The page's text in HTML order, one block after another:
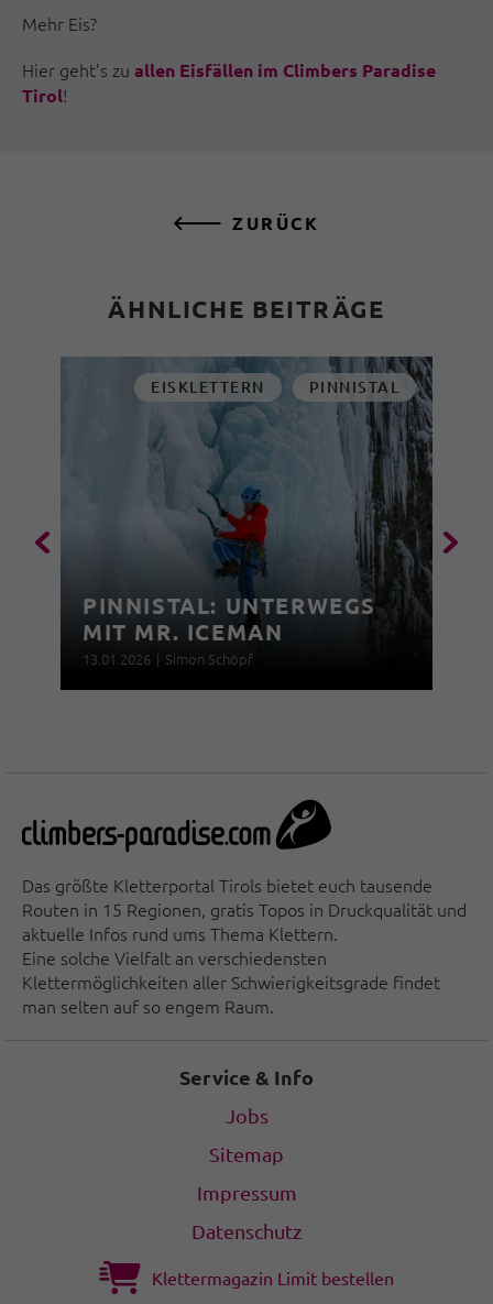
Mehr Eis?
Hier geht’s zu allen Eisfällen im Climbers Paradise
Tirol!
ZURÜCK
ÄHNLICHE BEITRÄGE
EISKLETTERN PINNISTAL
PINNISTAL: UNTERWEGS
MIT MR. ICEMAN
13.01.2026 | Simon Schöpf
Das größte Kletterportal Tirols bietet euch tausende
Routen in 15 Regionen, gratis Topos in Druckqualität und
aktuelle Infos rund ums Thema Klettern.
Eine solche Vielfalt an verschiedensten
Klettermöglichkeiten aller Schwierigkeitsgrade findet
man selten auf so engem Raum.
Service & Info
Jobs
Sitemap
Impressum
Datenschutz
Klettermagazin Limit bestellen